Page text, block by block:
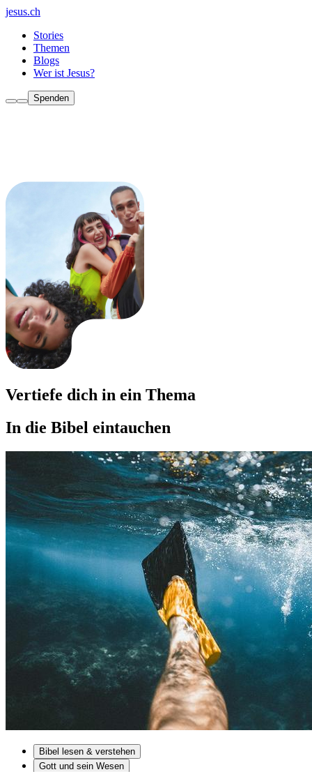
jesus.ch
Stories
Themen
Blogs
Wer ist Jesus?
Spenden
Vertiefe dich in ein Thema
In die Bibel eintauchen
Bibel lesen & verstehen
Gott und sein Wesen